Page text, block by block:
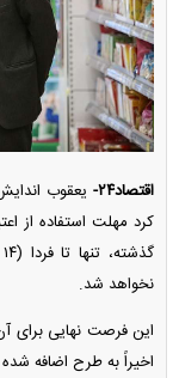
اقتصاد۲۴-
یعقوب
کرد مهلت استفاده از
نخواهد شد.
این فرصت نهایی برای
اخیراً به طرح اضافه شده